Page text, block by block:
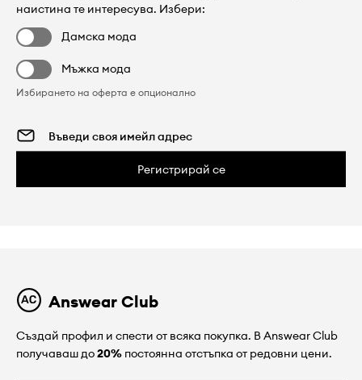
наистина те интересува. Избери:
Дамска мода
Мъжка мода
Избирането на оферта е опционално
Регистрирай се
Answear Club
Създай профил и спести от всяка покупка. В Answear Club
получаваш до20% постоянна отстъпка от редовни цени.